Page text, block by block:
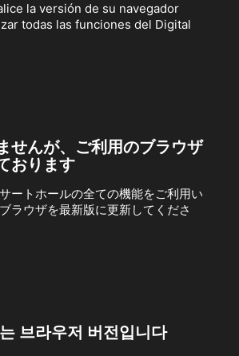
la versión de su navegador
todas las funciones del Digital
せんが、ご利用のブラウザ
おります
ートホールの全ての機能をご利用い
ラウザを最新版に更新してくださ
브라우저 버전입니다